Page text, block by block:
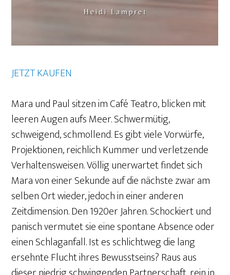
JETZT KAUFEN
Mara und Paul sitzen im Café Teatro, blicken mit
leeren Augen aufs Meer. Schwermütig,
schweigend, schmollend. Es gibt viele Vorwürfe,
Projektionen, reichlich Kummer und verletzende
Verhaltensweisen. Völlig unerwartet findet sich
Mara von einer Sekunde auf die nächste zwar am
selben Ort wieder, jedoch in einer anderen
Zeitdimension. Den 1920er Jahren. Schockiert und
panisch vermutet sie eine spontane Absence oder
einen Schlaganfall. Ist es schlichtweg die lang
ersehnte Flucht ihres Bewusstseins? Raus aus